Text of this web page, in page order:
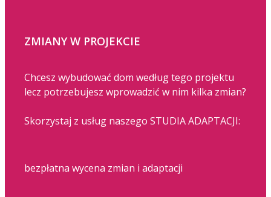
ZMIANY W PROJEKCIE
Chcesz wybudować dom według tego projektu
lecz potrzebujesz wprowadzić w nim kilka zmian?
Skorzystaj z usług naszego STUDIA ADAPTACJI:
bezpłatna wycena zmian i adaptacji